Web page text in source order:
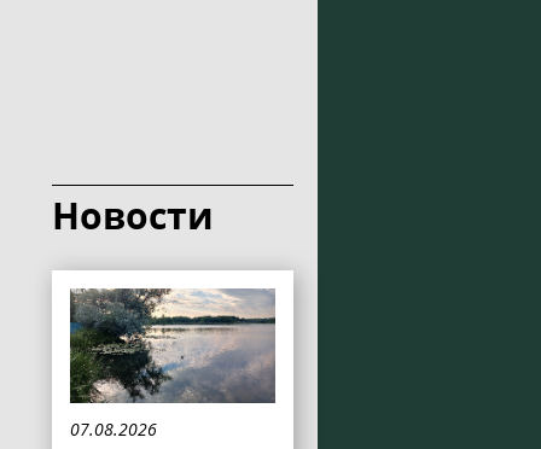
Новости
07.08.2026